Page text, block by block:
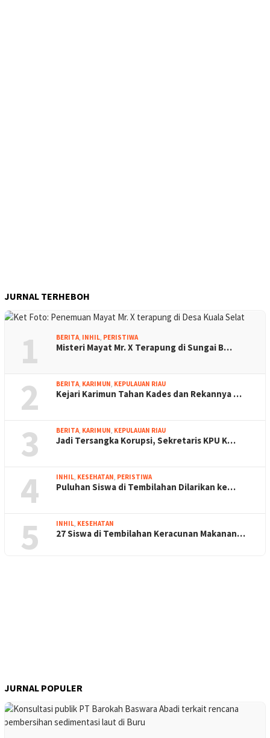
JURNAL TERHEBOH
1 BERITA, INHIL, PERISTIWA
Misteri Mayat Mr. X Terapung di Sungai B…
2 BERITA, KARIMUN, KEPULAUAN RIAU
Kejari Karimun Tahan Kades dan Rekannya …
3 BERITA, KARIMUN, KEPULAUAN RIAU
Jadi Tersangka Korupsi, Sekretaris KPU K…
4 INHIL, KESEHATAN, PERISTIWA
Puluhan Siswa di Tembilahan Dilarikan ke…
5 INHIL, KESEHATAN
27 Siswa di Tembilahan Keracunan Makanan…
JURNAL POPULER